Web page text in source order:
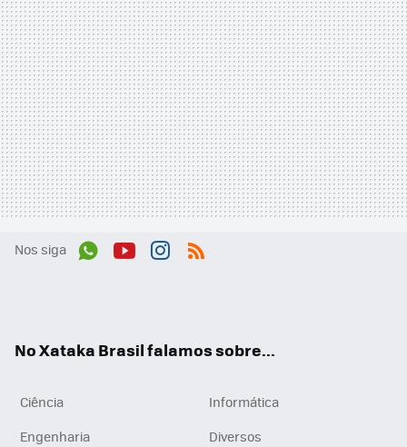
Nos siga
No Xataka Brasil falamos sobre...
Ciência
Informática
Engenharia
Diversos